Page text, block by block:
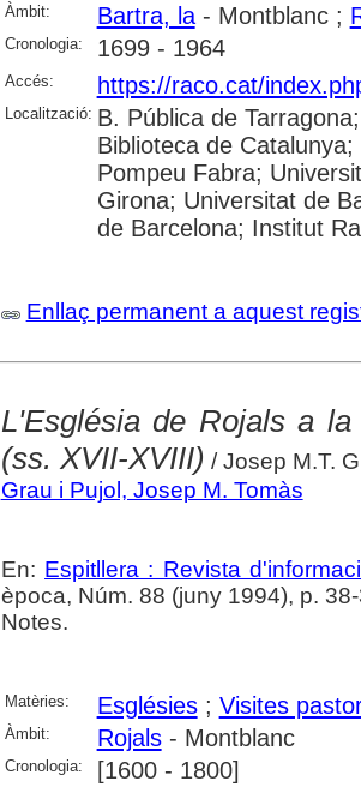
Àmbit:
Bartra, la- Montblanc ;
Cronologia: 1699 - 1964
Accés: https://raco.cat/
Localització: B. Pública de
Biblioteca de
Pompeu Fabra;
Girona; Universitat de
de Barcelona; Institut
Enllaç permanent a aquest
L'Església de Rojals a
(ss. XVII-XVIII) / Josep M.T.
Grau i Pujol, Josep M. Tomàs
En: Espitllera : Revista
època, Núm. 88 (juny 1994), p.
Notes.
Matèries: Esglésies; Visites
Àmbit: Rojals- Montblanc
Cronologia: [1600 - 1800]